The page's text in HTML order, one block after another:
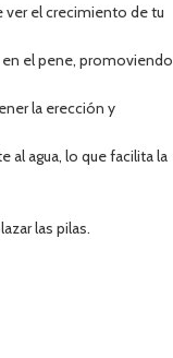
ver el crecimiento de tu
en el pene, promoviendo
la erección y
al agua, lo que facilita la
las pilas.